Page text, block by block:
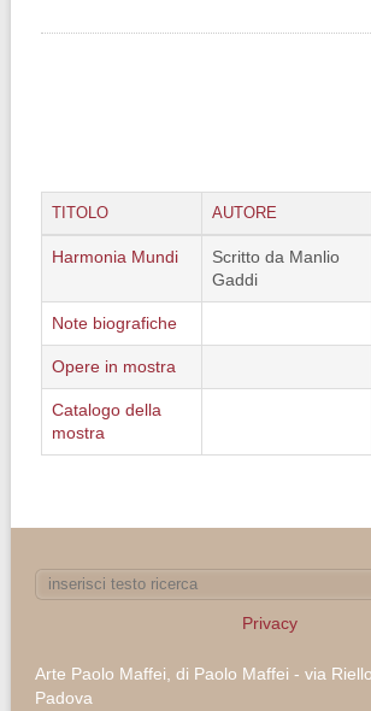
TITOLO AUTORE
Harmonia Mundi
Scritto da Manlio
Gaddi
Note biografiche
Opere in mostra
Catalogo della
mostra
Privacy
Arte Paolo Maffei, di Paolo Maffei - via
Padova